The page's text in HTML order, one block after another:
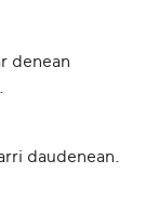
denean
daudenean.